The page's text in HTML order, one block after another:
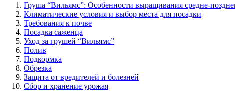
Груша “Вильямс”: Особенности выращивания средне-
Климатические условия и выбор места для посадки
Требования к почве
Посадка саженца
Уход за грушей “Вильямс”
Полив
Подкормка
Обрезка
Защита от вредителей и болезней
Сбор и хранение урожая